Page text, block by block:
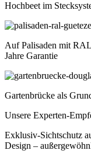
Hochbeet im
Auf Palisaden mit
Jahre Garantie
Gartenbrücke als
Unsere Experten-
Exklusiv-Sichtschutz
Design –